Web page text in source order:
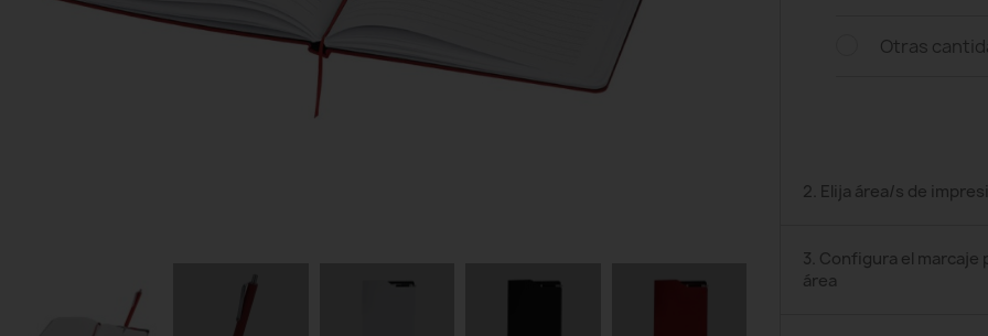
Otras
2. Elija área/s de
3. Configura el marcaje
área